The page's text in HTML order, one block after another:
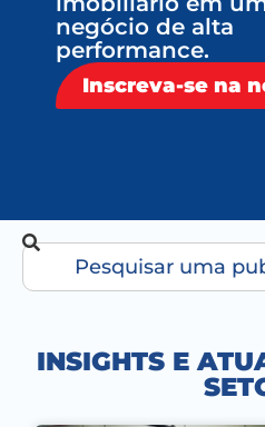
negócio de alta
performance.
Inscreva-se na
INSIGHTS E